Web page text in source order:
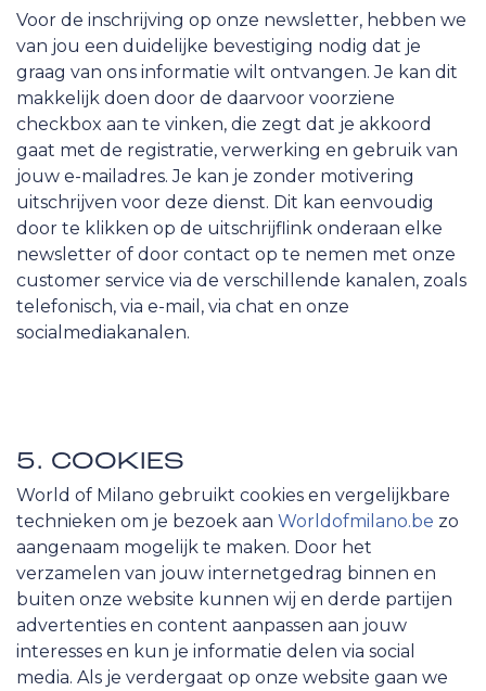
Voor de inschrijving op onze newsletter, hebben we
van jou een duidelijke bevestiging nodig dat je
graag van ons informatie wilt ontvangen. Je kan dit
makkelijk doen door de daarvoor voorziene
checkbox aan te vinken, die zegt dat je akkoord
gaat met de registratie, verwerking en gebruik van
jouw e-mailadres. Je kan je zonder motivering
uitschrijven voor deze dienst. Dit kan eenvoudig
door te klikken op de uitschrijflink onderaan elke
newsletter of door contact op te nemen met onze
customer service via de verschillende kanalen, zoals
telefonisch, via e-mail, via chat en onze
socialmediakanalen.
5. COOKIES
World of Milano gebruikt cookies en vergelijkbare
technieken om je bezoek aan Worldofmilano.be zo
aangenaam mogelijk te maken. Door het
verzamelen van jouw internetgedrag binnen en
buiten onze website kunnen wij en derde partijen
advertenties en content aanpassen aan jouw
interesses en kun je informatie delen via social
media. Als je verdergaat op onze website gaan we